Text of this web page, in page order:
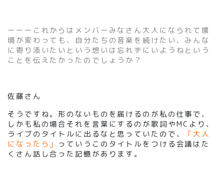
ーーーこれからはメンバーみなさん大人になられて環
境が変わっても、自分たちの音楽を続けたい、みんな
に寄り添いたいという想いは忘れずにいようねという
ことを伝えたかったのでしょうか？
佐藤さん
そうですね。形のないものを届けるのが私の仕事で、
しかも私の場合それを言葉にするのが歌詞やMCより、
ライブのタイトルに出るなと思っていたので、
「大人
になったら」 っていうこのタイトルをつける会議はた
くさん話し合った記憶があります。